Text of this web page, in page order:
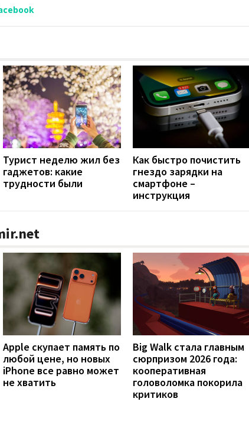
Турист неделю жил без
гаджетов: какие
трудности были
Как быстро почистить
гнездо зарядки на
смартфоне –
инструкция
Apple скупает память по
любой цене, но новых
iPhone все равно может
не хватить
Big Walk стала главным
сюрпризом 2026 года:
кооперативная
головоломка покорила
критиков